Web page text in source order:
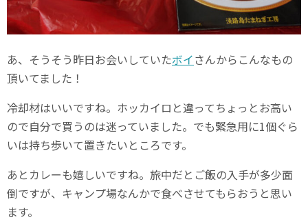
あ、そうそう昨日お会いしていたボイさんからこんなもの
頂いてました！
冷却材はいいですね。ホッカイロと違ってちょっとお高い
ので自分で買うのは迷っていました。でも緊急用に1個ぐら
いは持ち歩いて置きたいところです。
あとカレーも嬉しいですね。旅中だとご飯の入手が多少面
倒ですが、キャンプ場なんかで食べさせてもらおうと思い
ます。